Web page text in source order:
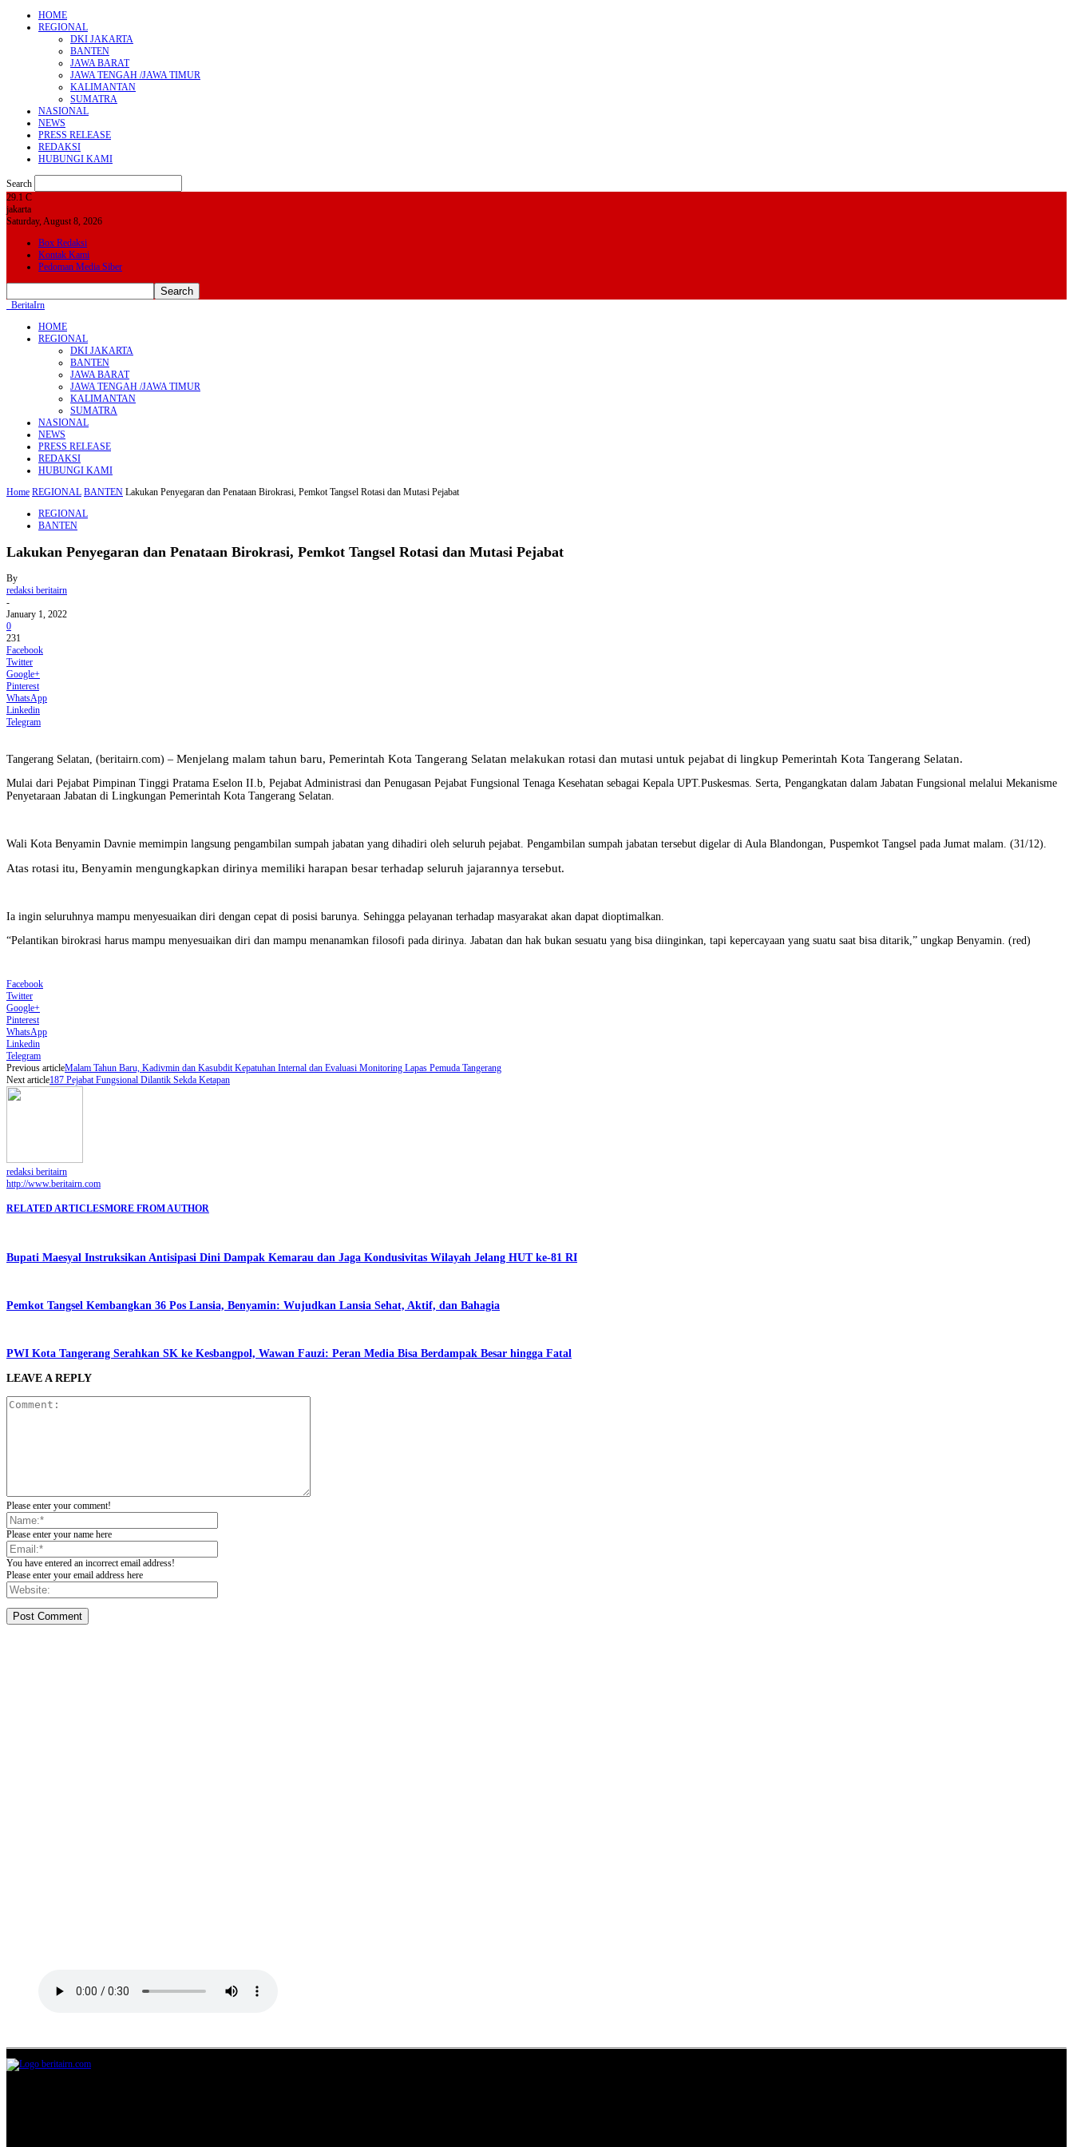
HOME
REGIONAL
DKI JAKARTA
BANTEN
JAWA BARAT
JAWA TENGAH /JAWA TIMUR
KALIMANTAN
SUMATRA
NASIONAL
NEWS
PRESS RELEASE
REDAKSI
HUBUNGI KAMI
Search
29.1 C
jakarta
Saturday, August 8, 2026
Box Redaksi
Kontak Kami
Pedoman Media Siber
BeritaIrn
HOME
REGIONAL
DKI JAKARTA
BANTEN
JAWA BARAT
JAWA TENGAH /JAWA TIMUR
KALIMANTAN
SUMATRA
NASIONAL
NEWS
PRESS RELEASE
REDAKSI
HUBUNGI KAMI
Home REGIONAL BANTEN Lakukan Penyegaran dan Penataan Birokrasi, Pemkot Tangsel Rotasi dan Mutasi Pejabat
REGIONAL
BANTEN
Lakukan Penyegaran dan Penataan Birokrasi, Pemkot Tangsel Rotasi dan Mutasi Pejabat
By
redaksi beritairn
-
January 1, 2022
0
231
Facebook
Twitter
Google+
Pinterest
WhatsApp
Linkedin
Telegram
Tangerang Selatan, (beritairn.com) – Menjelang malam tahun baru, Pemerintah Kota Tangerang Selatan melakukan rotasi dan mutasi untuk pejabat di lingkup Pemerintah Kota Tangerang Selatan.
Mulai dari Pejabat Pimpinan Tinggi Pratama Eselon II.b, Pejabat Administrasi dan Penugasan Pejabat Fungsional Tenaga Kesehatan sebagai Kepala UPT.Puskesmas. Serta, Pengangkatan dalam Jabatan Fungsional melalui Mekanisme
Penyetaraan Jabatan di Lingkungan Pemerintah Kota Tangerang Selatan.
Wali Kota Benyamin Davnie memimpin langsung pengambilan sumpah jabatan yang dihadiri oleh seluruh pejabat. Pengambilan sumpah jabatan tersebut digelar di Aula Blandongan, Puspemkot Tangsel pada Jumat malam. (31/12).
Atas rotasi itu, Benyamin mengungkapkan dirinya memiliki harapan besar terhadap seluruh jajarannya tersebut.
Ia ingin seluruhnya mampu menyesuaikan diri dengan cepat di posisi barunya. Sehingga pelayanan terhadap masyarakat akan dapat dioptimalkan.
“Pelantikan birokrasi harus mampu menyesuaikan diri dan mampu menanamkan filosofi pada dirinya. Jabatan dan hak bukan sesuatu yang bisa diinginkan, tapi kepercayaan yang suatu saat bisa ditarik,” ungkap Benyamin. (red)
Facebook
Twitter
Google+
Pinterest
WhatsApp
Linkedin
Telegram
Previous articleMalam Tahun Baru, Kadivmin dan Kasubdit Kepatuhan Internal dan Evaluasi Monitoring Lapas Pemuda Tangerang
Next article187 Pejabat Fungsional Dilantik Sekda Ketapan
redaksi beritairn
http://www.beritairn.com
RELATED ARTICLESMORE FROM AUTHOR
Bupati Maesyal Instruksikan Antisipasi Dini Dampak Kemarau dan Jaga Kondusivitas Wilayah Jelang HUT ke-81 RI
Pemkot Tangsel Kembangkan 36 Pos Lansia, Benyamin: Wujudkan Lansia Sehat, Aktif, dan Bahagia
PWI Kota Tangerang Serahkan SK ke Kesbangpol, Wawan Fauzi: Peran Media Bisa Berdampak Besar hingga Fatal
LEAVE A REPLY
Please enter your comment!
Please enter your name here
You have entered an incorrect email address!
Please enter your email address here